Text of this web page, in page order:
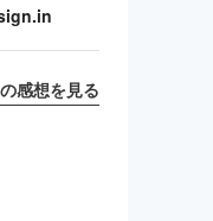
感想を見る